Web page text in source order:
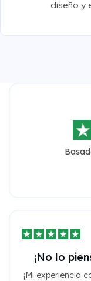
diseño y
¡No lo
¡Mi experiencia